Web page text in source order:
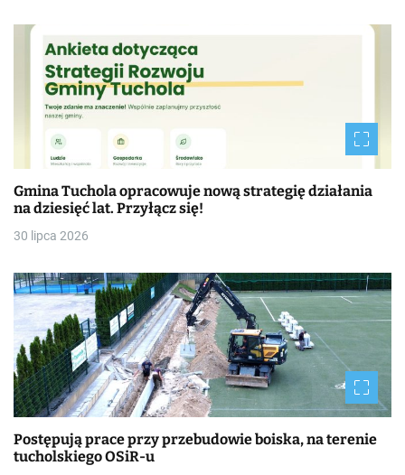
Gmina Tuchola opracowuje nową strategię działania
na dziesięć lat. Przyłącz się!
30 lipca 2026
Postępują prace przy przebudowie boiska, na terenie
tucholskiego OSiR-u